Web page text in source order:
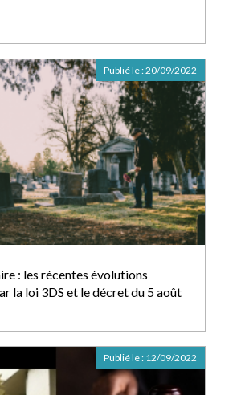
: les récentes évolutions
la loi 3DS et le décret du 5 août
Publié le :20/09/2022
Publié le : 12/09/2022